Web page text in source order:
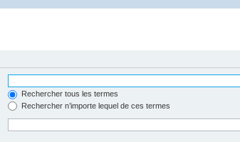
Rechercher tous les termes
Rechercher n’importe lequel de ces termes